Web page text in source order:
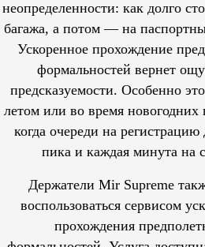
неопределенности: как долго
багажа, а потом — на
Ускоренное прохождение
формальностей вернет
предсказуемости. Особенно
летом или во время новогодних
когда очереди на регистрацию
пика и каждая минута на
Держатели Mir Supreme
воспользоваться сервисом
прохождения